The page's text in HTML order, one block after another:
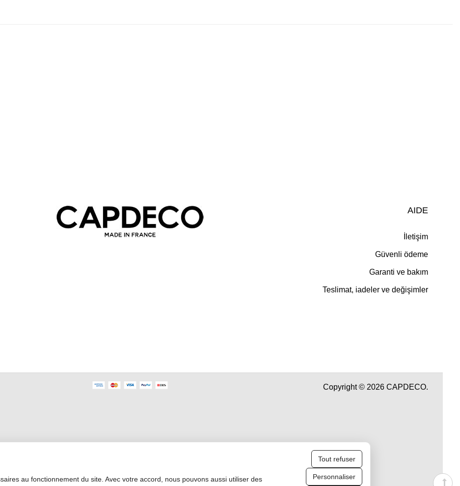
AIDE
İletişim
Güvenli ödeme
Garanti ve bakım
Teslimat, iadeler ve değişimler
Copyright © 2026 CAPDECO.
au fonctionnement du site. Avec votre accord, nous pouvons aussi utiliser des
Tout refuser
Personnaliser